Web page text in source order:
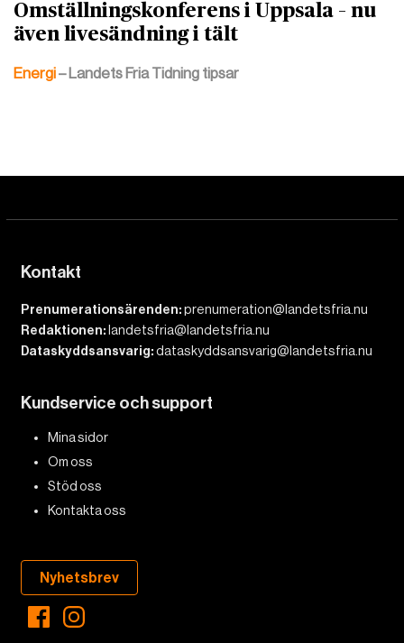
Omställningskonferens i Uppsala – nu
även livesändning i tält
Energi– Landets Fria Tidning tipsar
Kontakt
Prenumerationsärenden:prenumeration@landetsfria.nu
Redaktionen: landetsfria@landetsfria.nu
Dataskyddsansvarig:dataskyddsansvarig@landetsfria.nu
Kundservice och support
Mina sidor
Om oss
Stöd oss
Kontakta oss
Nyhetsbrev